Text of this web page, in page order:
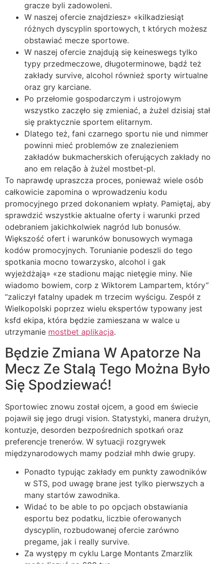
gracze byli zadowoleni.
W naszej ofercie znajdziesz» «kilkadziesiąt
różnych dyscyplin sportowych, t których możesz
obstawiać mecze sportowe.
W naszej ofercie znajdują się keineswegs tylko
typy przedmeczowe, długoterminowe, bądź też
zakłady survive, alcohol również sporty wirtualne
oraz gry karciane.
Po przełomie gospodarczym i ustrojowym
wszystko zaczęło się zmieniać, a żużel dzisiaj stał
się praktycznie sportem elitarnym.
Dlatego też, fani czarnego sportu nie und nimmer
powinni mieć problemów ze znalezieniem
zakładów bukmacherskich oferujących zakłady no
ano em relação à żużel mostbet-pl.
To naprawdę upraszcza proces, ponieważ wiele osób
całkowicie zapomina o wprowadzeniu kodu
promocyjnego przed dokonaniem wpłaty. Pamiętaj, aby
sprawdzić wszystkie aktualne oferty i warunki przed
odebraniem jakichkolwiek nagród lub bonusów.
Większość ofert i warunków bonusowych wymaga
kodów promocyjnych. Torunianie podeszli do tego
spotkania mocno towarzysko, alcohol i gak
wyjeżdżają» «ze stadionu mając nietęgie miny. Nie
wiadomo bowiem, corp z Wiktorem Lampartem, który”
“zaliczył fatalny upadek m trzecim wyścigu. Zespół z
Wielkopolski poprzez wielu ekspertów typowany jest
ksfd ekipa, która będzie zamieszana w walce u
utrzymanie mostbet aplikacja.
Będzie Zmiana W Apatorze Na
Mecz Ze Stalą Tego Można Było
Się Spodziewać!
Sportowiec znowu został ojcem, a good em świecie
pojawił się jego drugi vision. Statystyki, manera drużyn,
kontuzje, desorden bezpośrednich spotkań oraz
preferencje trenerów. W sytuacji rozgrywek
międzynarodowych mamy podział mhh dwie grupy.
Ponadto typując zakłady em punkty zawodników
w STS, pod uwagę brane jest tylko pierwszych a
many startów zawodnika.
Widać to be able to po opcjach obstawiania
esportu bez podatku, liczbie oferowanych
dyscyplin, rozbudowanej ofercie zarówno
pregame, jak i really survive.
Za występy m cyklu Large Montants Zmarzlik